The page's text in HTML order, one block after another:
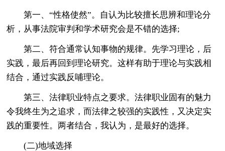
第一、“性格使然”。自认为比较擅长思辨和理论分
析，从事法院审判和学术研究会是不错的选择;
第二、符合通常认知事物的规律。先学习理论，后
实践，最后再回到理论研究。这样有助于理论与实践相
结合，通过实践反哺理论。
第三、法律职业特点之要求。法律职业固有的魅力
令我终生为之追求，而法律之较强的实践性，又决定实
践的重要性。两者结合，我认为，是最好的选择。
(二)地域选择